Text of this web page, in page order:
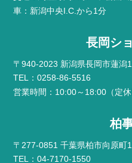
車：新潟中央I.C.から1分
長岡シ
〒940-2023 新潟県長岡市蓮潟
TEL：0258-86-5516
営業時間：10:00～18:00（定休
柏
〒277-0851 千葉県柏市向原町
TEL：04-7170-1550